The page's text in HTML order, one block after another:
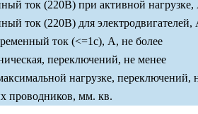
ток (220В) при активной нагрузке,
ток (220В) для электродвигателей,
ток (<=1c), А, не более
переключений, не менее
нагрузке, переключений,
проводников, мм. кв.